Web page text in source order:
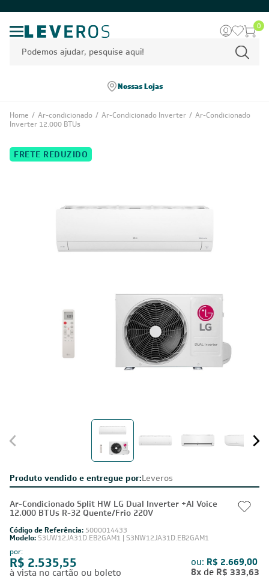
0
Nossas Lojas
Home / Ar-condicionado / Ar-Condicionado Inverter / Ar-Condicionado
Inverter 12.000 BTUs
Produto vendido e entregue por:Leveros
Ar-Condicionado Split HW LG Dual Inverter +AI Voice
12.000 BTUs R-32 Quente/Frio 220V
Código de Referência: 5000014433
Modelo:S3UW12JA31D.EB2GAM1 | S3NW12JA31D.EB2GAM1
por:
R$ 2.535,55
à vista no cartão ou boleto
ou: R$ 2.669,00
8x de R$ 333,63
FRETE REDUZIDO